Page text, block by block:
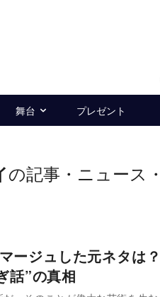
舞台 プレゼント
の記事・ニュース
ージュした元ネタ
話”の真相